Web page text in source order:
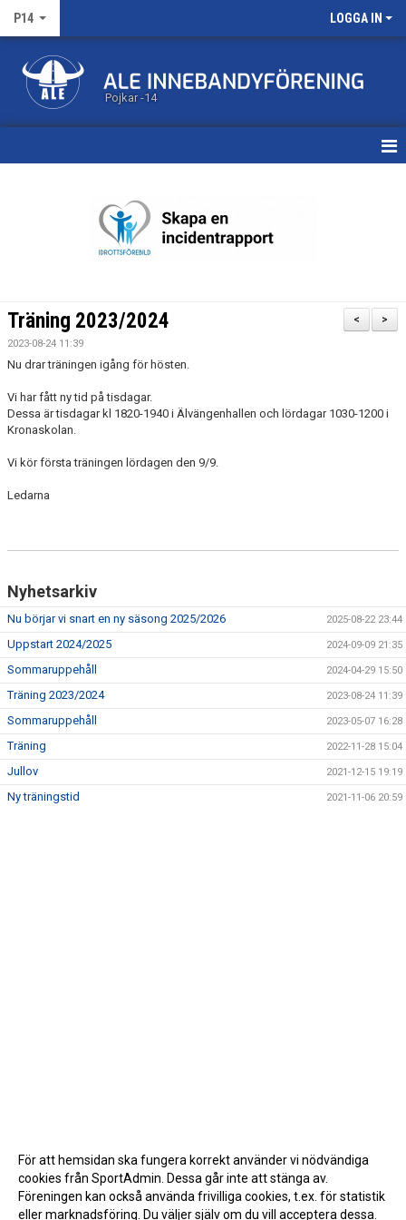
P14 LOGGA IN
Pojkar -14
BILDGALLERI
NYHETSARKIV
>
<
Träning 2023/2024
2023-08-24 11:39
Nu drar träningen igång för hösten.
Vi har fått ny tid på tisdagar.
Dessa är tisdagar kl 1820-1940 i Älvängenhallen och lördagar 1030-1200 i
Kronaskolan.
Vi kör första träningen lördagen den 9/9.
Ledarna
Nyhetsarkiv
Nu börjar vi snart en ny säsong 2025/2026 2025-08-22 23:44
Uppstart 2024/2025 2024-09-09 21:35
Sommaruppehåll 2024-04-29 15:50
Träning 2023/2024 2023-08-24 11:39
Sommaruppehåll 2023-05-07 16:28
Träning 2022-11-28 15:04
Jullov 2021-12-15 19:19
Ny träningstid 2021-11-06 20:59
För att hemsidan ska fungera korrekt använder vi nödvändiga
cookies från SportAdmin. Dessa går inte att stänga av.
Föreningen kan också använda frivilliga cookies, t.ex. för statistik
eller marknadsföring. Du väljer själv om du vill acceptera dessa.